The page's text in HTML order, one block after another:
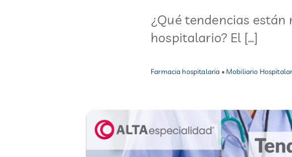
¿Qué tendencias
hospitalario? El […]
Farmacia hospitalaria • Mobiliario